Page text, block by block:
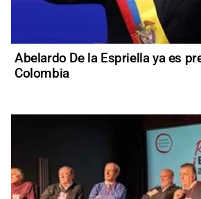
Abelardo De la Espriella ya es
Colombia